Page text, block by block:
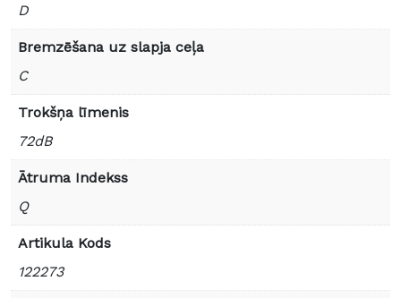
D
Bremzēšana uz slapja ceļa
C
Trokšņa līmenis
72dB
Ātruma Indekss
Q
Artikula Kods
122273